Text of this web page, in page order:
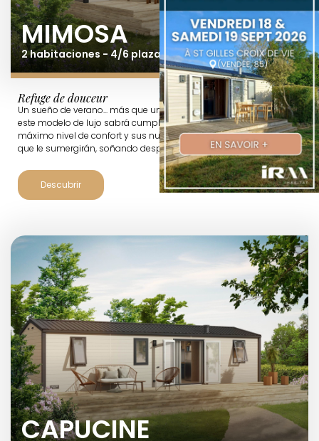
MIMOSA
2 habitaciones - 4/6 plazas - 31,8 m²
Refuge de douceur
Un sueño de verano... más que un nombre, es la promesa que
este modelo de lujo sabrá cumplir con sus amplios espacios, su
máximo nivel de confort y sus numerosas aperturas al exterior
que le sumergirán, soñando despierto, en el corazón del verano.
Descubrir
CAPUCINE